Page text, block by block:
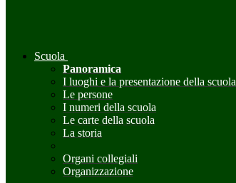
Scuola
Panoramica
I luoghi e la presentazione della scuola
Le persone
I numeri della scuola
Le carte della scuola
La storia
Organi collegiali
Organizzazione